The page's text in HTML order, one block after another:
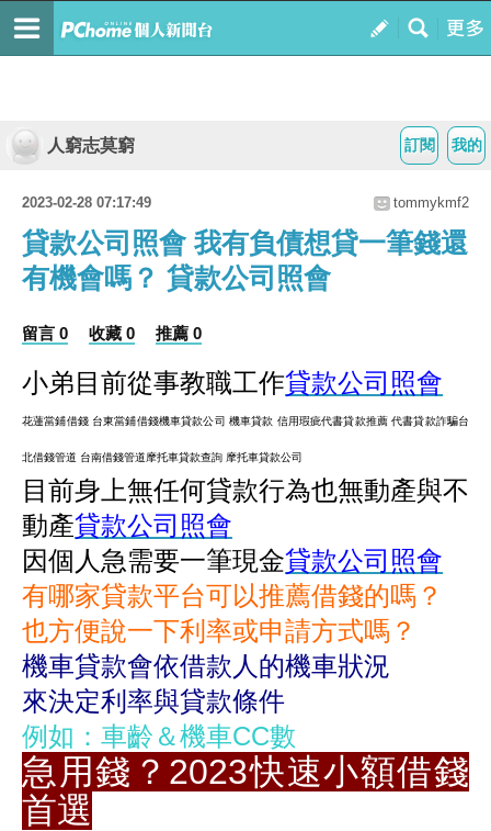
我的
訂閱
人窮志莫窮
2023-02-28 07:17:49 tommykmf2
貸款公司照會 我有負債想貸一筆錢還
有機會嗎？ 貸款公司照會
留言 0 收藏 0 推薦 0
小弟目前從事教職工作貸款公司照會
花蓮當鋪借錢 台東當鋪借錢機車貸款公司 機車貸款 信用瑕疵代書貸款推薦 代書貸款詐騙台
北借錢管道 台南借錢管道摩托車貸款查詢 摩托車貸款公司
目前身上無任何貸款行為也無動產與不
動產貸款公司照會
因個人急需要一筆現金貸款公司照會
有哪家貸款平台可以推薦借錢的嗎？
也方便說一下利率或申請方式嗎？
機車貸款會依借款人的機車狀況
來決定利率與貸款條件
例如：車齡＆機車CC數
急用錢？2023快速小額借錢
首選